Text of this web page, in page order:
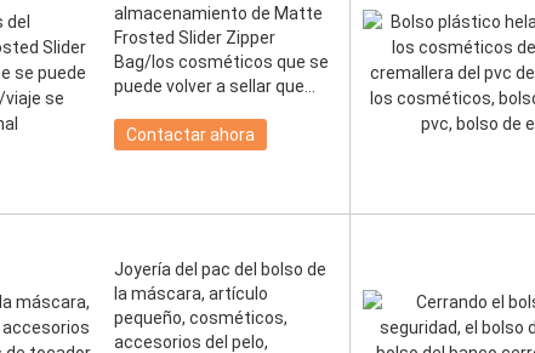
almacenamiento de Matte
Frosted Slider Zipper
Bag/los cosméticos que se
puede volver a sellar que
adapta/PA promocional
Contactar ahora
Joyería del pac del bolso de
la máscara, artículo
pequeño, cosméticos,
accesorios del pelo,